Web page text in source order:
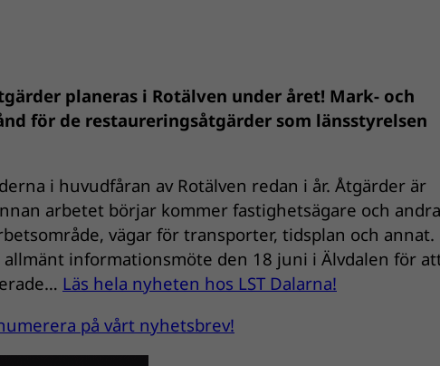
planeras i Rotälven under året! Mark- och
för de restaureringsåtgärder som länsstyrelsen
i huvudfåran av Rotälven redan i år. Åtgärder är
arbetet börjar kommer fastighetsägare och andra
vägar för transporter, tidsplan och annat.
informationsmöte den 18 juni i Älvdalen för
Läs hela nyheten hos LST Dalarna!
på vårt nyhetsbrev!